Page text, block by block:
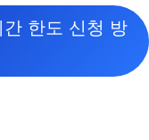
한도 신청 방